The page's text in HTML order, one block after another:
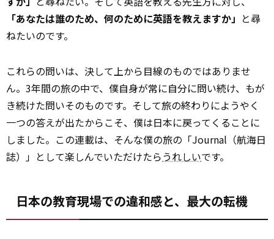
「あなたは誰のため、何のために英語を教えますか」 と尋
ねたいのです。
これらの問いは、決して上から目線のものではありませ
ん。3年間の旅の中で、僕自身が常に自分に問い続け、もが
き続けた問いそのものです。そして旅の終わりにようやく
一つの答えが出たからこそ、僕は日本に戻ってくることに
しました。この連載は、そんな僕の旅の「Journal（航海日
誌）」として楽しんでいただけたら うれしいです。
日本の教育現場での違和感と、最大の転機